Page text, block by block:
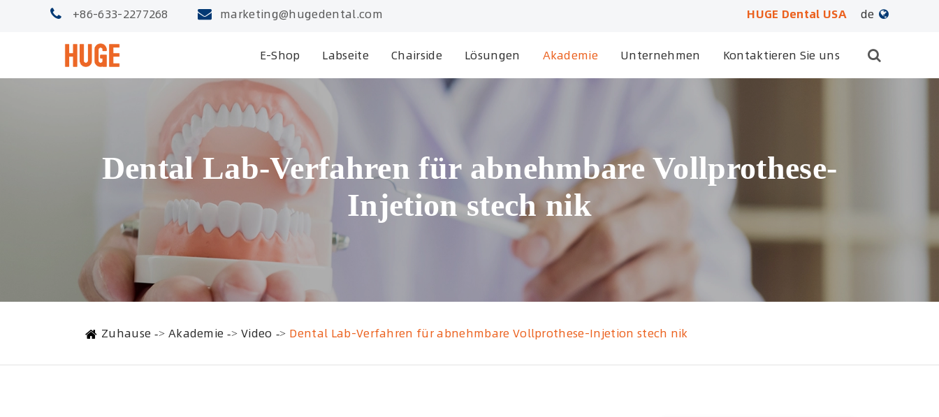
+86-633-2277268 marketing@hugedental.com HUGE Dental USA
de
日本語
Español
русский
E-Shop Labseite Chairside Lösungen Akademie Unternehmen Kontaktieren Sie uns
Dental Lab-Verfahren für abnehmbare Vollprothese-
Injetion stech nik
Zuhause Akademie Video Dental Lab-Verfahren für abnehmbare Vollprothese-Injetion stech nik